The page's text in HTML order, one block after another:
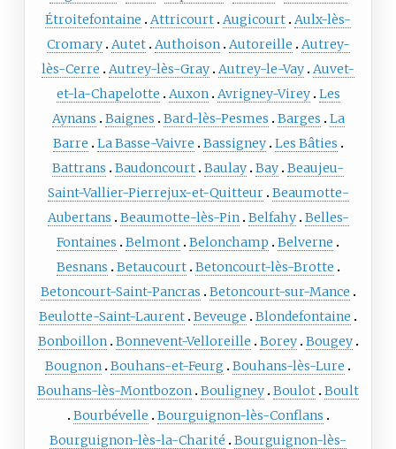
Étroitefontaine
Attricourt Augicourt Aulx-lès-
Cromary Autet Authoison Autoreille
Autrey-
lès-Cerre
Autrey-lès-Gray Autrey-le-Vay Auvet-
et-la-Chapelotte
Auxon Avrigney-Virey Les
Aynans
Baignes Bard-lès-Pesmes Barges
La
Barre
La Basse-Vaivre Bassigney Les Bâties
Battrans
Baudoncourt Baulay Bay Beaujeu-
Saint-Vallier-Pierrejux-et-Quitteur Beaumotte-
Aubertans
Beaumotte-lès-Pin Belfahy Belles-
Fontaines
Belmont Belonchamp
Belverne
Besnans
Betaucourt Betoncourt-lès-Brotte
Betoncourt-Saint-Pancras
Betoncourt-sur-Mance
Beulotte-Saint-Laurent Beveuge
Blondefontaine
Bonboillon Bonnevent-Velloreille Borey Bougey
Bougnon Bouhans-et-Feurg
Bouhans-lès-Lure
Bouhans-lès-Montbozon Bouligney Boulot Boult
Bourbévelle
Bourguignon-lès-Conflans
Bourguignon-lès-la-Charité
Bourguignon-lès-